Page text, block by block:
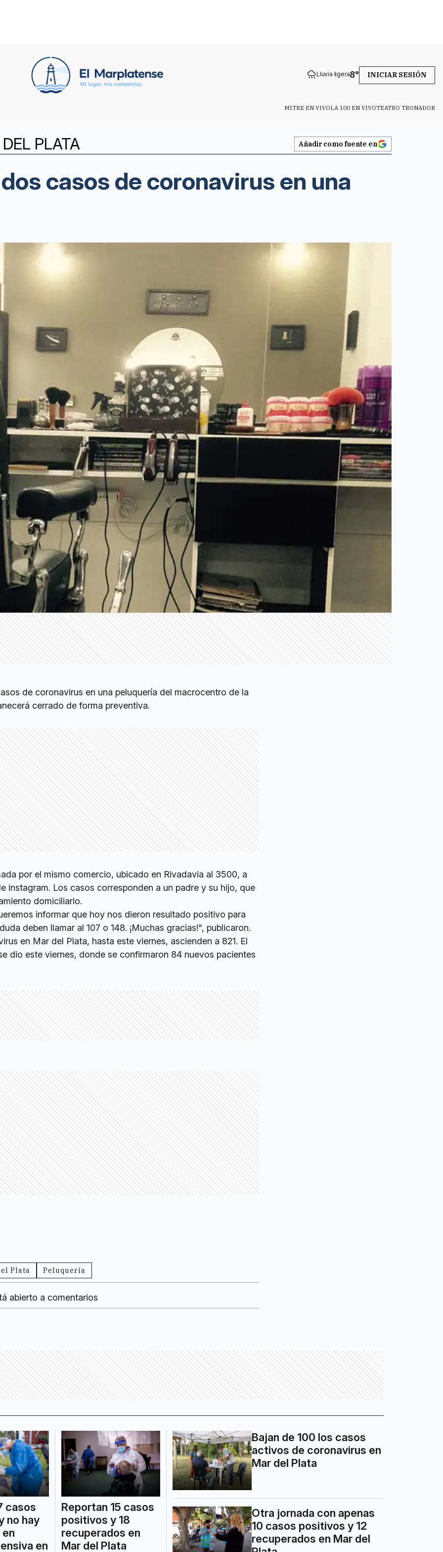
Lluvia ligera8° INICIAR SESIÓN
MITRE EN VIVOLA 100 EN VIVOTEATRO TRONADOR
PLATA Añadir como fuente en
casos de coronavirus en una
de coronavirus en una peluquería del macrocentro de la
cerrado de forma preventiva.
por el mismo comercio, ubicado en Rivadavia al 3500, a
instagram. Los casos corresponden a un padre y su hijo, que
domiciliario.
informar que hoy nos dieron resultado positivo para
deben llamar al 107 o 148. ¡Muchas gracias!", publicaron.
en Mar del Plata, hasta este viernes, ascienden a 821. El
dio este viernes, donde se confirmaron 84 nuevos pacientes
Plata Peluquería
abierto a comentarios
casos
no hay
en
Reportan 15 casos
positivos y 18
recuperados en
Mar del Plata
Bajan de 100 los casos
activos de coronavirus en
Mar del Plata
Otra jornada con apenas
10 casos positivos y 12
recuperados en Mar del